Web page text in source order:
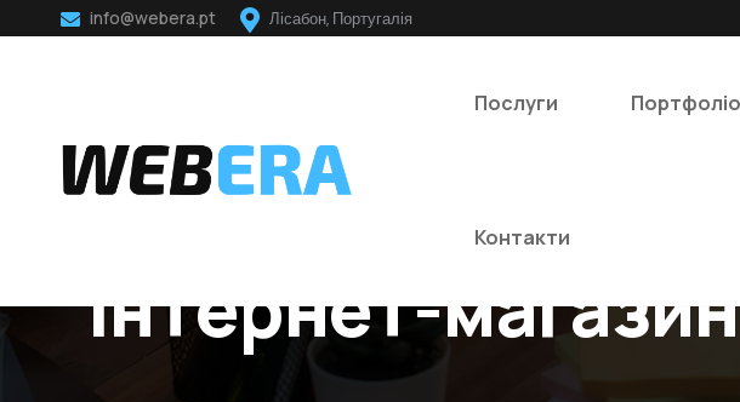
info@webera.pt Лісабон, Португалія
Послуги Портфоліо
Контакти
Інтернет-